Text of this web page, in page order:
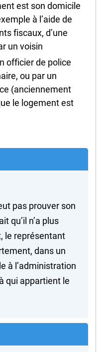
est son domicile
à l’aide de
fiscaux, d’une
un voisin
officier de police
ou par un
(anciennement
le logement est
pas prouver son
qu’il n’a plus
le représentant
dans un
à l’administration
qui appartient le